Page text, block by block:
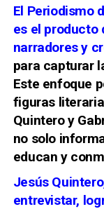
El Periodismo
es el producto
narradores y
para capturar
Este enfoque
figuras
Quintero y
no solo
educan y
Jesús
entrevistar,